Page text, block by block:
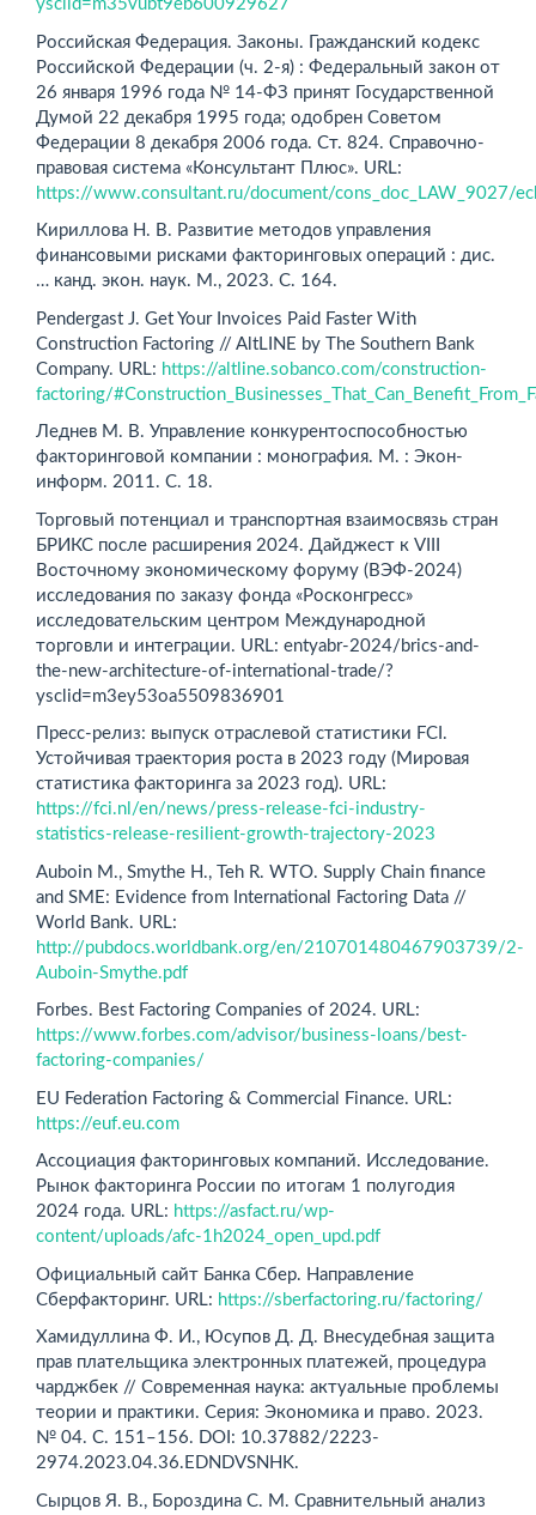
ysclid=m35vubt9eb600929627
Российская Федерация. Законы. Гражданский кодекс
Российской Федерации (ч. 2-я) : Федеральный закон от
26 января 1996 года № 14-ФЗ принят Государственной
Думой 22 декабря 1995 года; одобрен Советом
Федерации 8 декабря 2006 года. Ст. 824. Справочно-
правовая система «Консультант Плюс». URL:
https://www.consultant.ru/document/cons_doc_LAW_9027/
Кириллова Н. В. Развитие методов управления
финансовыми рисками факторинговых операций : дис.
… канд. экон. наук. М., 2023. С. 164.
Pendergast J. Get Your Invoices Paid Faster With
Construction Factoring // AltLINE by The Southern Bank
Company. URL: https://altline.sobanco.com/construction-
factoring/
Леднев М. В. Управление конкурентоспособностью
факторинговой компании : монография. М. : Экон-
информ. 2011. С. 18.
Торговый потенциал и транспортная взаимосвязь стран
БРИКС после расширения 2024. Дайджест к VIII
Восточному экономическому форуму (ВЭФ-2024)
исследования по заказу фонда «Росконгресс»
исследовательским центром Международной
торговли и интеграции. URL: entyabr-2024/brics-and-
the-new-architecture-of-international-trade/?
ysclid=m3ey53oa5509836901
Пресс-релиз: выпуск отраслевой статистики FCI.
Устойчивая траектория роста в 2023 году (Мировая
статистика факторинга за 2023 год). URL:
https://fci.nl/en/news/press-release-fci-industry-
statistics-release-resilient-growth-trajectory-2023
Auboin M., Smythe H., Teh R. WTO. Supply Chain finance
and SME: Evidence from International Factoring Data //
World Bank. URL:
http://pubdocs.worldbank.org/en/210701480467903739/2-
Auboin-Smythe.pdf
Forbes. Best Factoring Companies of 2024. URL:
https://www.forbes.com/advisor/business-loans/best-
factoring-companies/
EU Federation Factoring & Commercial Finance. URL:
https://euf.eu.com
Ассоциация факторинговых компаний. Исследование.
Рынок факторинга России по итогам 1 полугодия
2024 года. URL: https://asfact.ru/wp-
content/uploads/afc-1h2024_open_upd.pdf
Официальный сайт Банка Сбер. Направление
Сберфакторинг. URL: https://sberfactoring.ru/factoring/
Хамидуллина Ф. И., Юсупов Д. Д. Внесудебная защита
прав плательщика электронных платежей, процедура
чарджбек // Современная наука: актуальные проблемы
теории и практики. Серия: Экономика и право. 2023.
№ 04. С. 151–156. DOI: 10.37882/2223-
2974.2023.04.36.EDNDVSNHK.
Сырцов Я. В., Бороздина С. М. Сравнительный анализ